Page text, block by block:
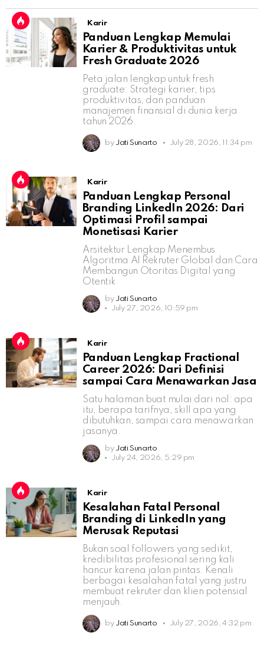
Karir
Panduan Lengkap Memulai
Karier & Produktivitas untuk
Fresh Graduate 2026
Peta jalan lengkap untuk fresh
graduate: Strategi karier, tips
produktivitas, dan panduan
manajemen finansial di dunia kerja
tahun 2026.
by Jati Sunarto July 28, 2026, 11:34 pm
Karir
Panduan Lengkap Personal
Branding LinkedIn 2026: Dari
Optimasi Profil sampai
Monetisasi Karier
Arsitektur Lengkap Menembus
Algoritma AI Rekruter Global dan Cara
Membangun Otoritas Digital yang
Otentik
by Jati Sunarto
July 27, 2026, 10:59 pm
Karir
Panduan Lengkap Fractional
Career 2026: Dari Definisi
sampai Cara Menawarkan Jasa
Satu halaman buat mulai dari nol: apa
itu, berapa tarifnya, skill apa yang
dibutuhkan, sampai cara menawarkan
jasanya.
by Jati Sunarto
July 24, 2026, 5:29 pm
Karir
Kesalahan Fatal Personal
Branding di LinkedIn yang
Merusak Reputasi
Bukan soal followers yang sedikit,
kredibilitas profesional sering kali
hancur karena jalan pintas. Kenali
berbagai kesalahan fatal yang justru
membuat rekruter dan klien potensial
menjauh.
by Jati Sunarto July 27, 2026, 4:32 pm